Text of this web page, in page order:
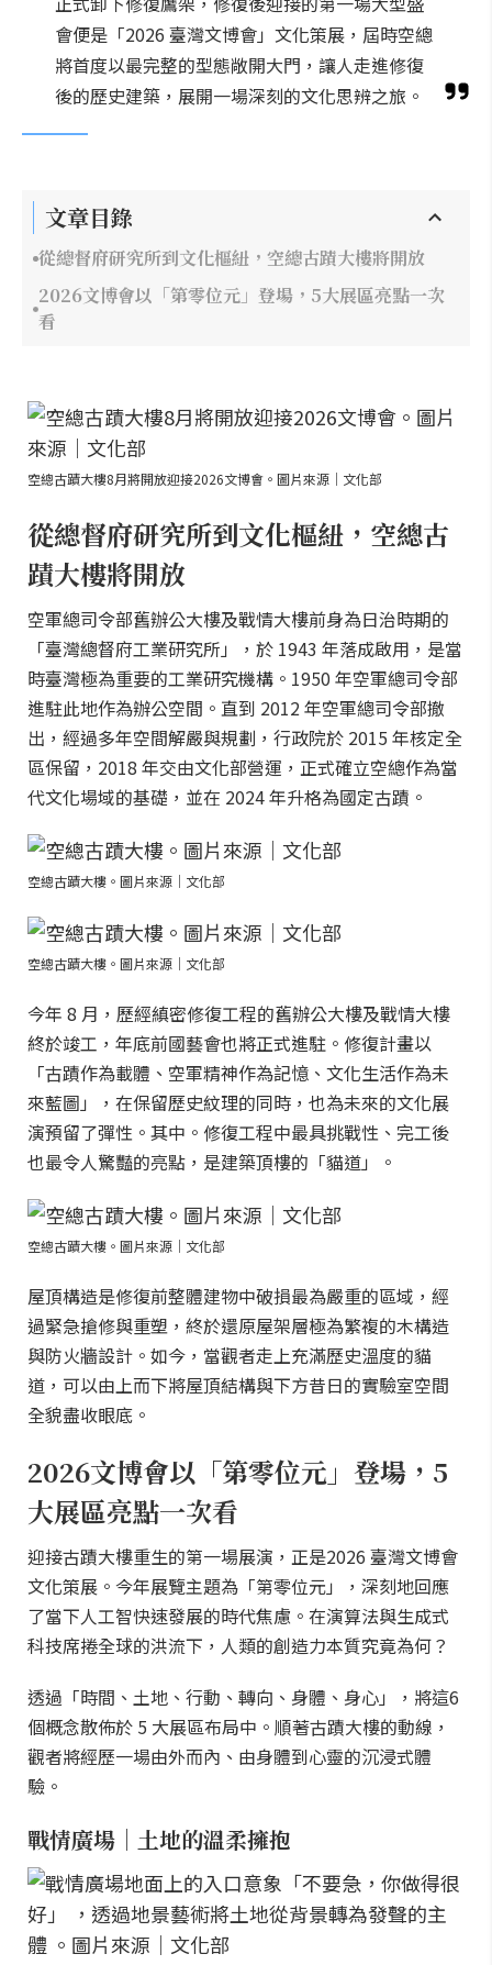
會便是「2026 臺灣文博會」文化策展，屆時空總
將首度以最完整的型態敞開大門，讓人走進修復
後的歷史建築，展開一場深刻的文化思辨之旅。
文章目錄
從總督府研究所到文化樞紐，空總古蹟大樓將開放
2026文博會以「第零位元」登場，5大展區亮點一次
看
空總古蹟大樓8月將開放迎接2026文博會。圖片來源｜文化部
從總督府研究所到文化樞紐，空總古
蹟大樓將開放
空軍總司令部舊辦公大樓及戰情大樓前身為日治時期的
「臺灣總督府工業研究所」，於 1943 年落成啟用，是當
時臺灣極為重要的工業研究機構。1950 年空軍總司令部
進駐此地作為辦公空間。直到 2012 年空軍總司令部撤
出，經過多年空間解嚴與規劃，行政院於 2015 年核定全
區保留，2018 年交由文化部營運，正式確立空總作為當
代文化場域的基礎，並在 2024 年升格為國定古蹟。
空總古蹟大樓。圖片來源｜文化部
空總古蹟大樓。圖片來源｜文化部
今年 8 月，歷經縝密修復工程的舊辦公大樓及戰情大樓
終於竣工，年底前國藝會也將正式進駐。修復計畫以
「古蹟作為載體、空軍精神作為記憶、文化生活作為未
來藍圖」，在保留歷史紋理的同時，也為未來的文化展
演預留了彈性。其中。修復工程中最具挑戰性、完工後
也最令人驚豔的亮點，是建築頂樓的「貓道」。
空總古蹟大樓。圖片來源｜文化部
屋頂構造是修復前整體建物中破損最為嚴重的區域，經
過緊急搶修與重塑，終於還原屋架層極為繁複的木構造
與防火牆設計。如今，當觀者走上充滿歷史溫度的貓
道，可以由上而下將屋頂結構與下方昔日的實驗室空間
全貌盡收眼底。
2026文博會以「第零位元」登場，5
大展區亮點一次看
迎接古蹟大樓重生的第一場展演，正是2026 臺灣文博會
文化策展。今年展覽主題為「第零位元」，深刻地回應
了當下人工智快速發展的時代焦慮。在演算法與生成式
科技席捲全球的洪流下，人類的創造力本質究竟為何？
透過「時間、土地、行動、轉向、身體、身心」，將這6
個概念散佈於 5 大展區布局中。順著古蹟大樓的動線，
觀者將經歷一場由外而內、由身體到心靈的沉浸式體
驗。
戰情廣場｜土地的溫柔擁抱